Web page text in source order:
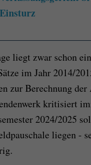
Einsturz
liegt zwar schon
im Jahr 2014/
zur Berechnung
kritisiert
2024/2025
liegen -